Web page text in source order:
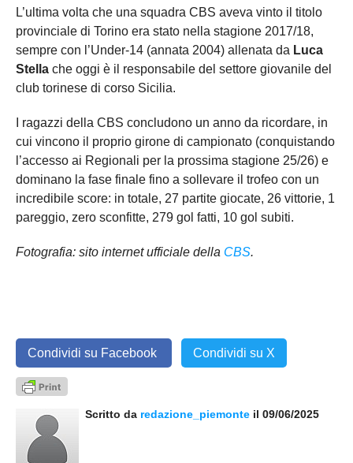
L’ultima volta che una squadra CBS aveva vinto il titolo
provinciale di Torino era stato nella stagione 2017/18,
sempre con l’Under-14 (annata 2004) allenata da Luca
Stella che oggi è il responsabile del settore giovanile del
club torinese di corso Sicilia.
I ragazzi della CBS concludono un anno da ricordare, in
cui vincono il proprio girone di campionato (conquistando
l’accesso ai Regionali per la prossima stagione 25/26) e
dominano la fase finale fino a sollevare il trofeo con un
incredibile score: in totale, 27 partite giocate, 26 vittorie, 1
pareggio, zero sconfitte, 279 gol fatti, 10 gol subiti.
Fotografia: sito internet ufficiale della CBS.
Condividi su Facebook Condividi su X
Scritto da redazione_piemonte il 09/06/2025